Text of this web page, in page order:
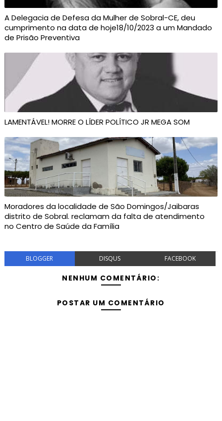
A Delegacia de Defesa da Mulher de Sobral-CE, deu
cumprimento na data de hoje18/10/2023 a um Mandado
de Prisão Preventiva
LAMENTÁVEL! MORRE O LÍDER POLÍTICO JR MEGA SOM
Moradores da localidade de São Domingos/Jaibaras
distrito de Sobral. reclamam da falta de atendimento
no Centro de Saúde da Família
BLOGGER DISQUS FACEBOOK
NENHUM COMENTÁRIO:
POSTAR UM COMENTÁRIO